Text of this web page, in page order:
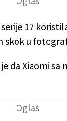
17
skok u
da Xiaomi